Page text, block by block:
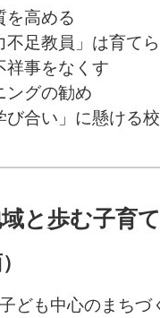
高める
足教員」は育て
事をなくす
グの勧め
合い」に懸ける
と歩む子育
ども中心のまちづ